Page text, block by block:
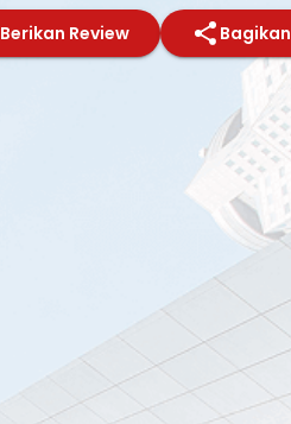
Berikan Review Bagikan